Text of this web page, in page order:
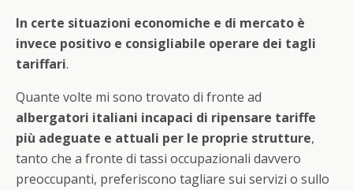
In certe situazioni economiche e di mercato è
invece positivo e consigliabile operare dei tagli
tariffari.
Quante volte mi sono trovato di fronte ad
albergatori italiani incapaci di ripensare tariffe
più adeguate e attuali per le proprie strutture,
tanto che a fronte di tassi occupazionali davvero
preoccupanti, preferiscono tagliare sui servizi o sullo